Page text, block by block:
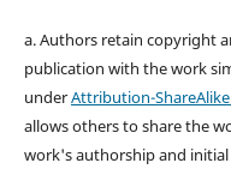
a. Authors retain copyright
publication with the work
underAttribution-ShareAlike
allows others to share the
work's authorship and